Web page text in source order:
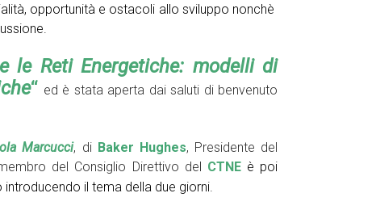
opportunità e ostacoli allo sviluppo nonchè
.
le Reti Energetiche: modelli di
“ ed è stata aperta dai saluti di benvenuto
Marcucci, di Baker Hughes, Presidente del
del Consiglio Direttivo del CTNE è poi
introducendo il tema della due giorni.